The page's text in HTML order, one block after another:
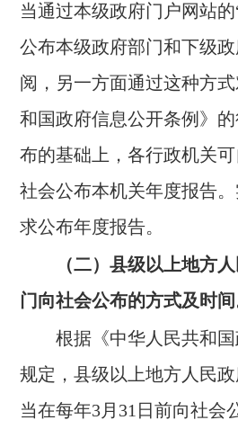
当通过本级政府门户网站
公布本级政府部门和下级
阅，另一方面通过这种方
和国政府信息公开条例》
布的基础上，各行政机关
社会公布本机关年度报告
求公布年度报告。
（二）县级以上地方
门向社会公布的方式及时间
根据《中华人民共和
规定，县级以上地方人民
当在每年3月31日前向社会